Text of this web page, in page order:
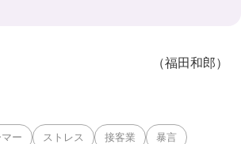
（福田和郎）
ー ストレス 接客業 暴言